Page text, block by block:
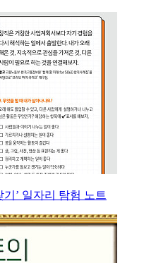
기’ 일자리 탐험 노트